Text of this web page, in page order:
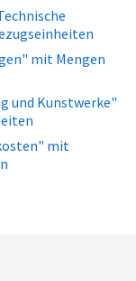
mit Mengen
und Kunstwerke"
mit